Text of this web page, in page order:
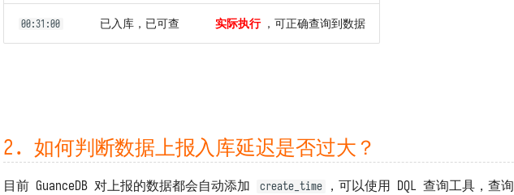
00:31:00 已入库，已可查 实际执行 ，可正确查询到数据
2. 如何判断数据上报入库延迟是否过大？
目前 GuanceDB 对上报的数据都会自动添加 create_time ，可以使用 DQL 查询工具，查询